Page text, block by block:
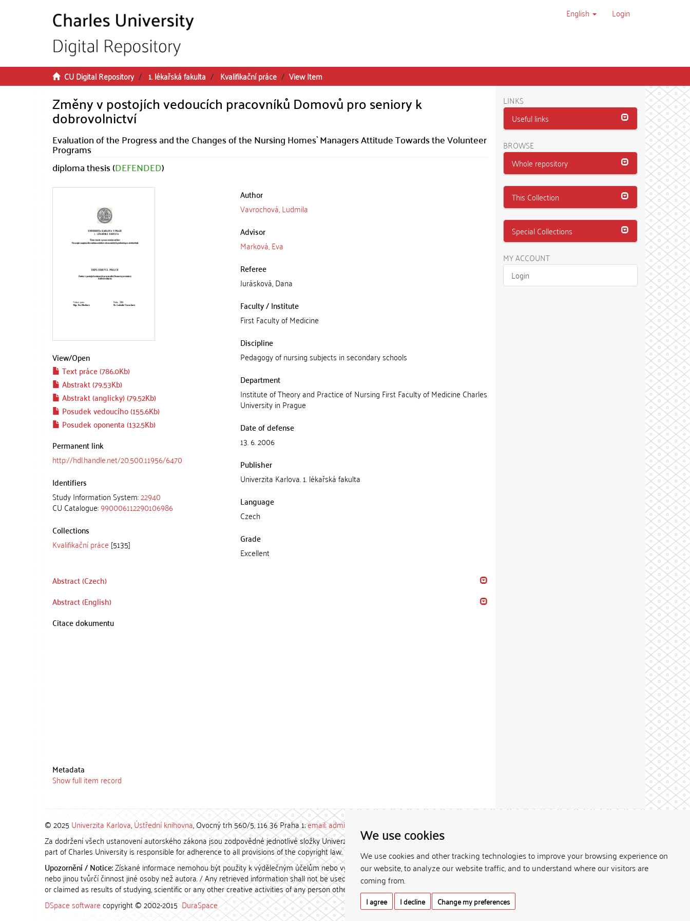
We use cookies
We use cookies and other tracking technologies to improve your browsing experience on
our website, to analyze our website traffic, and to understand where our visitors are
coming from.
I agree I decline Change my preferences
English Login
CU Digital Repository 1. lékařská fakulta Kvalifikační práce View Item
Změny v postojích vedoucích pracovníků Domovů pro seniory k
dobrovolnictví
Evaluation of the Progress and the Changes of the Nursing Homes` Managers Attitude Towards the Volunteer
Programs
diploma thesis (DEFENDED)
View/Open
Text práce (786.0Kb)
Abstrakt (79.53Kb)
Abstrakt (anglicky) (79.52Kb)
Posudek vedoucího (155.6Kb)
Posudek oponenta (132.5Kb)
Permanent link
http://hdl.handle.net/20.500.11956/6470
Identifiers
Study Information System:22940
CU Catalogue:990006112290106986
Collections
Kvalifikační práce [5135]
Author
Vavrochová, Ludmila
Advisor
Marková, Eva
Referee
Jurásková, Dana
Faculty / Institute
First Faculty of Medicine
Discipline
Pedagogy of nursing subjects in secondary schools
Department
Institute of Theory and Practice of Nursing First Faculty of Medicine Charles
University in Prague
Date of defense
13. 6. 2006
Publisher
Univerzita Karlova. 1. lékařská fakulta
Language
Czech
Grade
Excellent
Abstract (Czech)
Abstract (English)
Citace dokumentu
Metadata
Show full item record
LINKS
Useful links
BROWSE
Whole repository
This Collection
Special Collections
MY ACCOUNT
Login
© 2025 Univerzita Karlova,Ústřední knihovna, Ovocný trh 560/5, 116 36 Praha 1;email: admin-repozitar [at] cuni.cz
Za dodržení všech ustanovení autorského zákona jsou zodpovědné jednotlivé složky Univerzity Karlovy. / Each constituent
part of Charles University is responsible for adherence to all provisions of the copyright law.
Upozornění / Notice:Získané informace nemohou být použity k výdělečným účelům nebo vydávány za studijní, vědeckou
nebo jinou tvůrčí činnost jiné osoby než autora. / Any retrieved information shall not be used for any commercial purposes
or claimed as results of studying, scientific or any other creative activities of any person other than the author.
DSpace softwarecopyright © 2002-2015 DuraSpace